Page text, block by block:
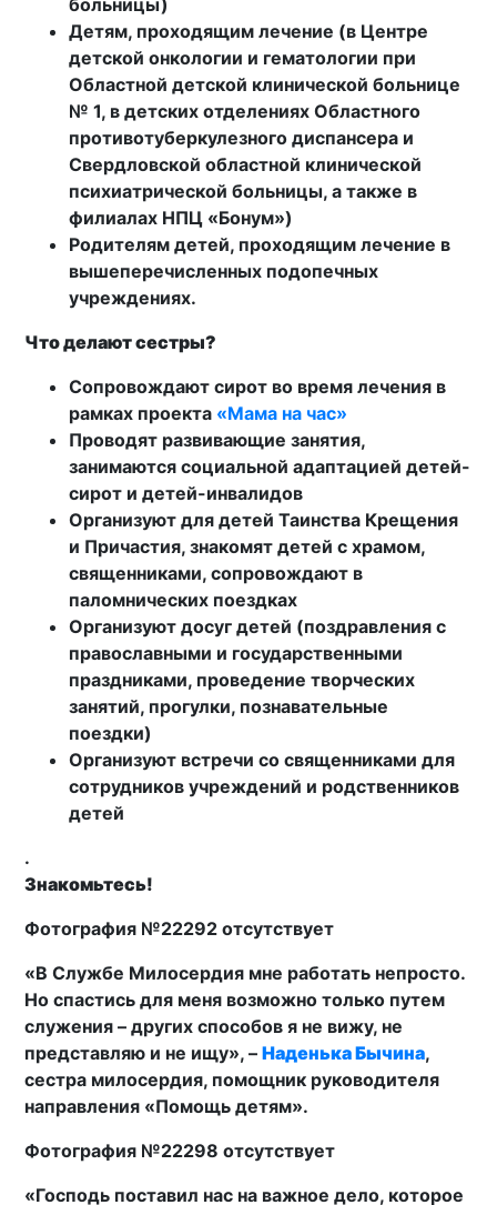
больницы)
Детям, проходящим лечение (в Центре
детской онкологии и гематологии при
Областной детской клинической больнице
№ 1, в детских отделениях Областного
противотуберкулезного диспансера и
Свердловской областной клинической
психиатрической больницы, а также в
филиалах НПЦ «Бонум»)
Родителям детей, проходящим лечение в
вышеперечисленных подопечных
учреждениях.
Что делают сестры?
Сопровождают сирот во время лечения в
рамках проекта «Мама на час»
Проводят развивающие занятия,
занимаются социальной адаптацией детей-
сирот и детей-инвалидов
Организуют для детей Таинства Крещения
и Причастия, знакомят детей с храмом,
священниками, сопровождают в
паломнических поездках
Организуют досуг детей (поздравления с
православными и государственными
праздниками, проведение творческих
занятий, прогулки, познавательные
поездки)
Организуют встречи со священниками для
сотрудников учреждений и родственников
детей
.
Знакомьтесь!
Фотография №22292 отсутствует
«В Службе Милосердия мне работать непросто.
Но спастись для меня возможно только путем
служения – других способов я не вижу, не
представляю и не ищу», –Наденька Бычина,
сестра милосердия, помощник руководителя
направления «Помощь детям».
Фотография №22298 отсутствует
«Господь поставил нас на важное дело, которое